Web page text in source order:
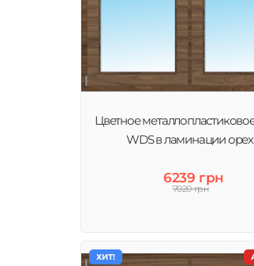
Цветное
WDS в ламинации орех
6239 грн
7020 грн
ХИТ!